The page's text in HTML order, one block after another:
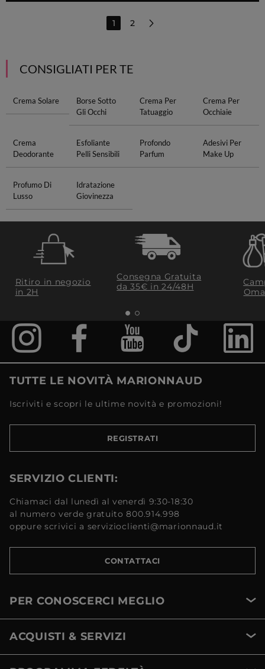
1 2
CONSIGLIATI PER TE
Crema Solare
Borse Sotto
Gli Occhi
Crema Per
Tatuaggio
Crema Per
Occhiaie
Crema
Deodorante
Esfoliante
Pelli Sensibili
Profondo
Parfum
Adesivi Per
Make Up
Profumo Di
Lusso
Idratazione
Giovinezza
Ritiro in negozio
in 2H
Consegna Gratuita
da 35€​ in 24/48H
TUTTE LE NOVITÀ MARIONNAUD
Iscriviti e scopri le ultime novità e promozioni!
REGISTRATI
SERVIZIO CLIENTI:
Chiamaci dal lunedì al venerdì 9:30-18:30
al numero verde gratuito 800.914.998
oppure scrivici a servizioclienti@marionnaud.it
CONTATTACI
PER CONOSCERCI MEGLIO
ACQUISTI & SERVIZI